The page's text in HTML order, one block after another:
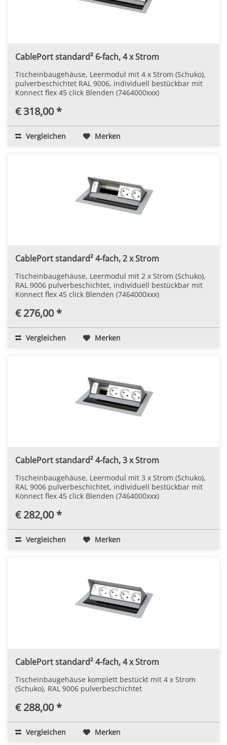
CablePort standard² 6-fach, 4 x Strom
Tischeinbaugehäuse, Leermodul mit 4 x Strom (Schuko),
pulverbeschichtet RAL 9006, individuell bestückbar mit
Konnect flex 45 click Blenden (7464000xxx)
€ 318,00 *
Vergleichen Merken
CablePort standard² 4-fach, 2 x Strom
Tischeinbaugehäuse, Leermodul mit 2 x Strom (Schuko),
RAL 9006 pulverbeschichtet, individuell bestückbar mit
Konnect flex 45 click Blenden (7464000xxx)
€ 276,00 *
Vergleichen Merken
CablePort standard² 4-fach, 3 x Strom
Tischeinbaugehäuse, Leermodul mit 3 x Strom (Schuko),
RAL 9006 pulverbeschichtet, individuell bestückbar mit
Konnect flex 45 click Blenden (7464000xxx)
€ 282,00 *
Vergleichen Merken
CablePort standard² 4-fach, 4 x Strom
Tischeinbaugehäuse komplett bestückt mit 4 x Strom
(Schuko), RAL 9006 pulverbeschichtet
€ 288,00 *
Vergleichen Merken